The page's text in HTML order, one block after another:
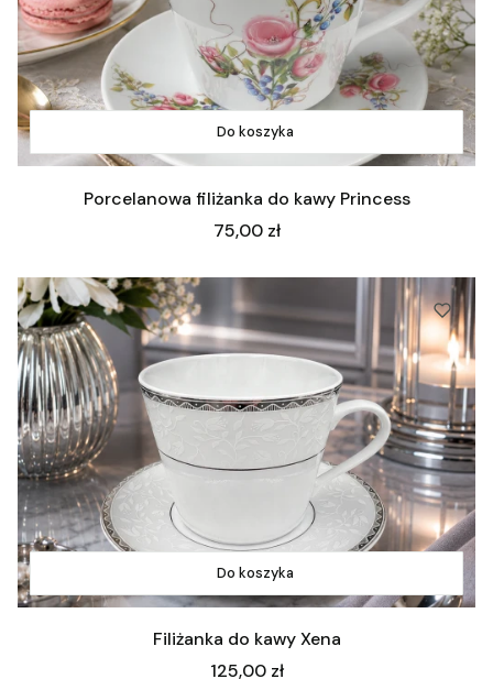
Do koszyka
Porcelanowa filiżanka do kawy Princess
Cena
75,00 zł
Do koszyka
Filiżanka do kawy Xena
Cena
125,00 zł